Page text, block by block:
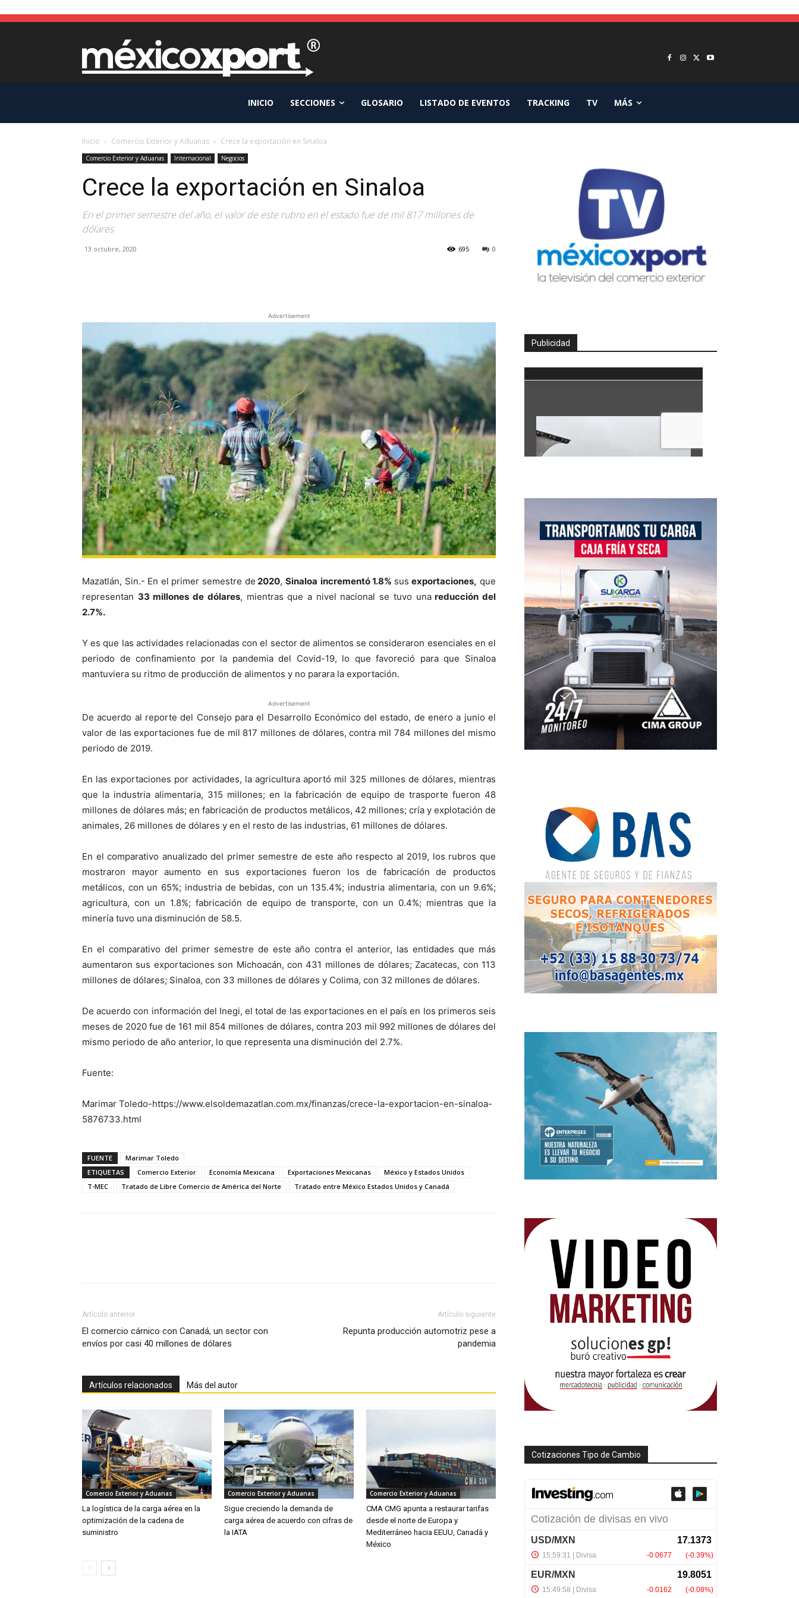
INICIO SECCIONES GLOSARIO LISTADO DE EVENTOS TRACKING TV MÁS
Inicio Comercio Exterior y Aduanas Crece la exportación en Sinaloa
Comercio Exterior y Aduanas Internacional Negocios
Crece la exportación en Sinaloa
En el primer semestre del año, el valor de este rubro en el estado fue de mil 817 millones de
dólares
13 octubre, 2020 0
695
Advertisement
Mazatlán, Sin.- En el primer semestre de 2020, Sinaloa incrementó 1.8% susexportaciones, que
representan 33 millones de dólares, mientras que a nivel nacional se tuvo unareducción del
2.7%.
Y es que las actividades relacionadas con el sector de alimentos se consideraron esenciales en el
periodo de confinamiento por la pandemia del Covid-19, lo que favoreció para que Sinaloa
mantuviera su ritmo de producción de alimentos y no parara la exportación.
Advertisement
De acuerdo al reporte del Consejo para el Desarrollo Económico del estado, de enero a junio el
valor de las exportaciones fue de mil 817 millones de dólares, contra mil 784 millones del mismo
periodo de 2019.
En las exportaciones por actividades, la agricultura aportó mil 325 millones de dólares, mientras
que la industria alimentaria, 315 millones; en la fabricación de equipo de trasporte fueron 48
millones de dólares más; en fabricación de productos metálicos, 42 millones; cría y explotación de
animales, 26 millones de dólares y en el resto de las industrias, 61 millones de dólares.
En el comparativo anualizado del primer semestre de este año respecto al 2019, los rubros que
mostraron mayor aumento en sus exportaciones fueron los de fabricación de productos
metálicos, con un 65%; industria de bebidas, con un 135.4%; industria alimentaria, con un 9.6%;
agricultura, con un 1.8%; fabricación de equipo de transporte, con un 0.4%; mientras que la
minería tuvo una disminución de 58.5.
En el comparativo del primer semestre de este año contra el anterior, las entidades que más
aumentaron sus exportaciones son Michoacán, con 431 millones de dólares; Zacatecas, con 113
millones de dólares; Sinaloa, con 33 millones de dólares y Colima, con 32 millones de dólares.
De acuerdo con información del Inegi, el total de las exportaciones en el país en los primeros seis
meses de 2020 fue de 161 mil 854 millones de dólares, contra 203 mil 992 millones de dólares del
mismo periodo de año anterior, lo que representa una disminución del 2.7%.
Fuente:
Marimar Toledo-https://www.elsoldemazatlan.com.mx/finanzas/crece-la-exportacion-en-sinaloa-
5876733.html
FUENTE
Marimar Toledo
ETIQUETAS
Comercio Exterior Economía Mexicana Exportaciones Mexicanas
México y Estados Unidos
T-MEC
Tratado de Libre Comercio de América del Norte Tratado entre México Estados Unidos y Canadá
Artículo anterior
El comercio cárnico con Canadá, un sector con
envíos por casi 40 millones de dólares
Artículo siguiente
Repunta producción automotriz pese a
pandemia
Artículos relacionados Más del autor
Comercio Exterior y Aduanas
La logística de la carga aérea en la
optimización de la cadena de
suministro
Comercio Exterior y Aduanas
Sigue creciendo la demanda de
carga aérea de acuerdo con cifras de
la IATA
Comercio Exterior y Aduanas
CMA CMG apunta a restaurar tarifas
desde el norte de Europa y
Mediterráneo hacia EEUU, Canadá y
México
Publicidad
Cotizaciones Tipo de Cambio